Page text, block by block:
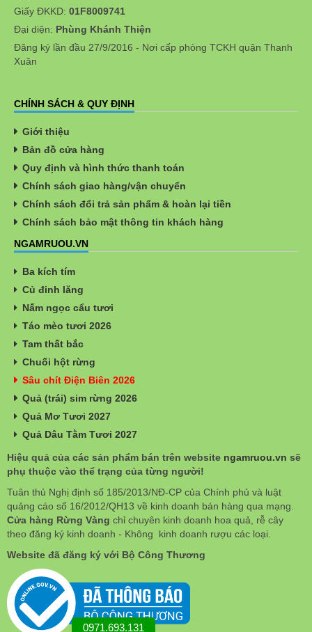
Giấy ĐKKD: 01F8009741
Đại diện: Phùng Khánh Thiện
Đăng ký lần đầu 27/9/2016 - Nơi cấp phòng TCKH quận Thanh
Xuân
CHÍNH SÁCH & QUY ĐỊNH
Giới thiệu
Bản đồ cửa hàng
Quy định và hình thức thanh toán
Chính sách giao hàng/vận chuyển
Chính sách đổi trả sản phẩm & hoàn lại tiền
Chính sách bảo mật thông tin khách hàng
NGAMRUOU.VN
Ba kích tím
Củ đinh lăng
Nấm ngọc cẩu tươi
Táo mèo tươi 2026
Tam thất bắc
Chuối hột rừng
Sâu chít Điện Biên 2026
Quả (trái) sim rừng 2026
Quả Mơ Tươi 2027
Quả Dâu Tằm Tươi 2027
Hiệu quả của các sản phẩm bán trên website ngamruou.vn sẽ
phụ thuộc vào thể trạng của từng người!
Tuân thủ Nghị định số 185/2013/NĐ-CP của Chính phủ và luật
quảng cáo số 16/2012/QH13 về kinh doanh bán hàng qua mạng.
Cửa hàng Rừng Vàng chỉ chuyên kinh doanh hoa quả, rễ cây
theo đăng ký kinh doanh - Không kinh doanh rượu các loại.
Website đã đăng ký với Bộ Công Thương
0971.693.131